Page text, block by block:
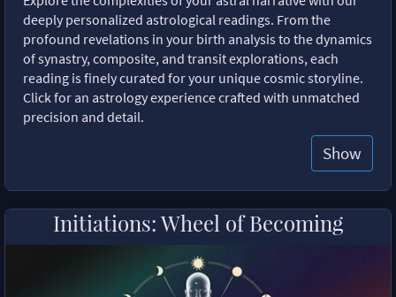
deeply personalized astrological readings. From the
profound revelations in your birth analysis to the dynamics
of synastry, composite, and transit explorations, each
reading is finely curated for your unique cosmic storyline.
Click for an astrology experience crafted with unmatched
precision and detail.
Show
Initiations: Wheel of Becoming